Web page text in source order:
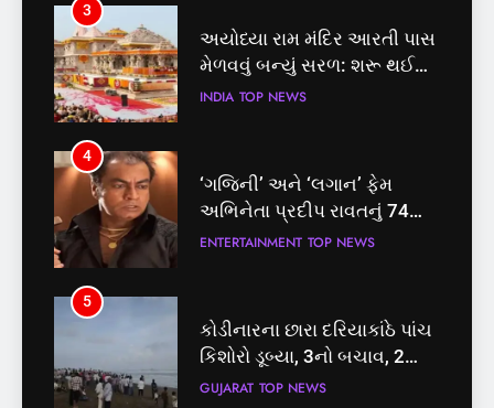
4
‘ગજિની’ અને ‘લગાન’ ફેમ
અભિનેતા પ્રદીપ રાવતનું 74
વર્ષની વયે નિધન, બ્લડ કેન્સર
ENTERTAINMENT
5
કોડીનારના છારા દરિયાકાંઠે પાંચ
કિશોરો ડૂબ્યા, 3નો બચાવ, 2
લાપતા
GUJARAT TOP NEWS
6
પાસપોર્ટ વેરિફિકેશન માટે હવે
પોલીસ સ્ટેશનના ધક્કામાંથી
મુક્તિ,ગુજરાતમાં વેરિફિકેશન
GUJARAT TOP NEWS
3
અયોધ્યા રામ મંદિર આરતી પાસ
મેળવવું બન્યું સરળ: શરૂ થઈ
તત્કાલ સુવિધા, જાણો સંપૂર્ણ
INDIA TOP NEWS
4
‘ગજિની’ અને ‘લગાન’ ફેમ
અભિનેતા પ્રદીપ રાવતનું 74
વર્ષની વયે નિધન, બ્લડ કેન્સર
ENTERTAINMENT TOP NEWS
5
કોડીનારના છારા દરિયાકાંઠે પાંચ
કિશોરો ડૂબ્યા, 3નો બચાવ, 2
લાપતા
GUJARAT TOP NEWS